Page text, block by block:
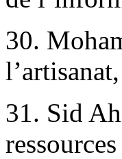
30.
l’artisanat,
31. Sid